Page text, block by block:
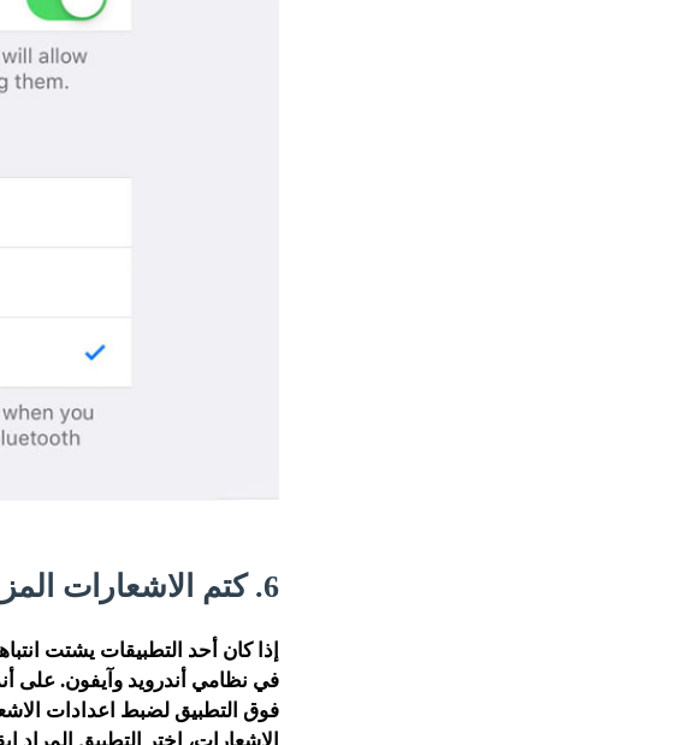
6. كتم الاشعارات المزعجة
إذا كان أحد التطبيقات يشتت
في نظامي أندرويد وآيفون. على
فوق التطبيق لضبط اعدادات